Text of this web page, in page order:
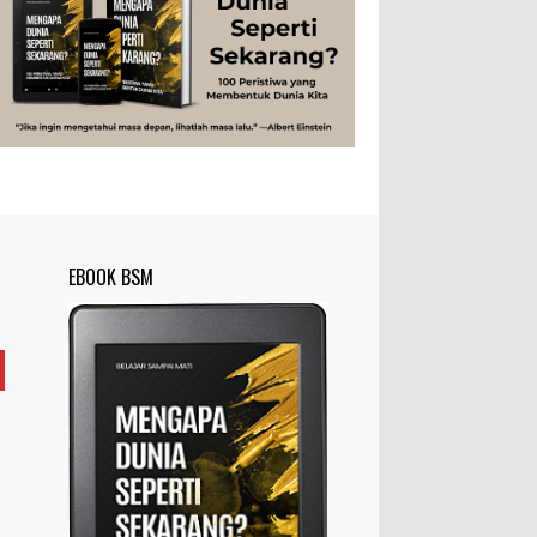
Studi
Teknologi Tips
Tokoh
Tubuh Manusia
Umum
Rahasia Togel yang Tidak Dipahami
Pemain Togel
Ilustrasi/zdnet.com Ini adalah catatan
penutup untuk dua catatan saya
adalah istilah yang digunakan untuk
menyebut zat-zat yang tidak diinginkan,
yang terdapat dalam suatu...
Apa yang Disebut Badan Golgi?
Ilustrasi/utakatikotak.com Badan Golgi
(disebut pula aparatus Golgi, kompleks
Golgi, atau diktiosom) adalah organel
yang dikaitkan denga...
Apakah UFO Benar-benar Ada?
EBOOK BSM